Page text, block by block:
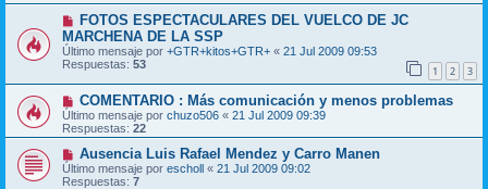
FOTOS ESPECTACULARES DEL VUELCO DE JC
MARCHENA DE LA SSP
Último mensaje por +GTR+kitos+GTR+ « 21 Jul 2009 09:53
Respuestas: 53 1 2 3
COMENTARIO : Más comunicación y menos problemas
Último mensaje por chuzo506 « 21 Jul 2009 09:39
Respuestas: 22
Ausencia Luis Rafael Mendez y Carro Manen
Último mensaje por escholl « 21 Jul 2009 09:02
Respuestas: 7